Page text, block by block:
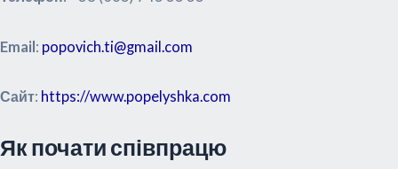
Email: popovich.ti@gmail.com
Сайт: https://www.popelyshka.com
Як почати співпрацю